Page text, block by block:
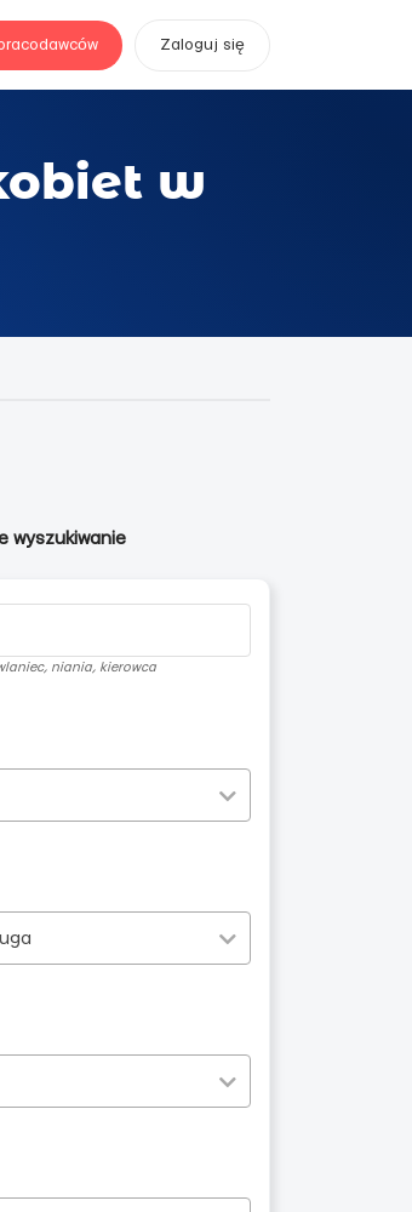
Zaloguj się
w
wyszukiwanie
niania, kierowca